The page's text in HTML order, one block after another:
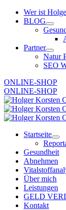
Zum
Inhalt
Wer ist
BLOG
Partner
Natur
SEO
ONLINE-SHOP
ONLINE-SHOP
Startseite
Gesundheit
Abnehmen
Über mich
Leistungen
GELD
Kontakt